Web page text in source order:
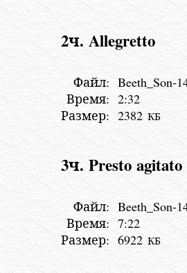
2ч. Allegretto
Файл: Beeth_Son-
Время: 2:32
Размер: 2382 КБ
3ч. Presto agitato
Файл: Beeth_Son-
Время: 7:22
Размер: 6922 КБ